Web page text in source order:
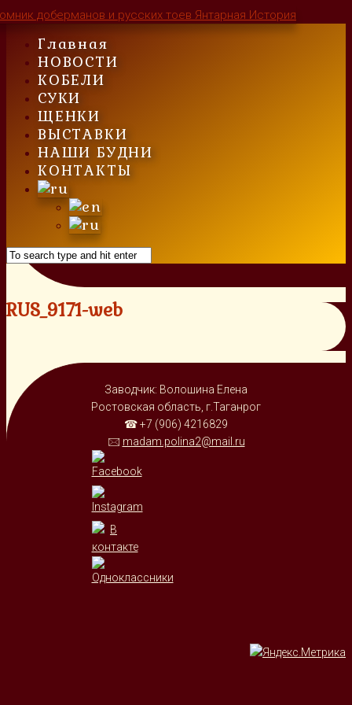
Skip
contentГлавная
НОВОСТИ
КОБЕЛИ
СУКИ
ЩЕНКИ
ВЫСТАВКИ
НАШИ БУДНИ
КОНТАКТЫ
RUS_9171-web
Заводчик: Волошина Елена
Ростовская область, г.Таганрог
☎ +7 (906) 4216829
🖂 madam.polina2@mail.ru